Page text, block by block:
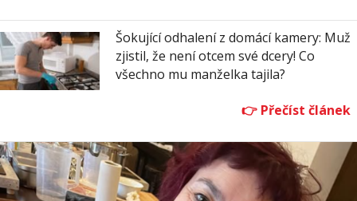
Šokující odhalení z domácí kamery: Muž
zjistil, že není otcem své dcery! Co
všechno mu manželka tajila?